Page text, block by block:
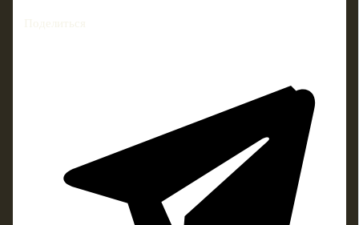
Поделиться